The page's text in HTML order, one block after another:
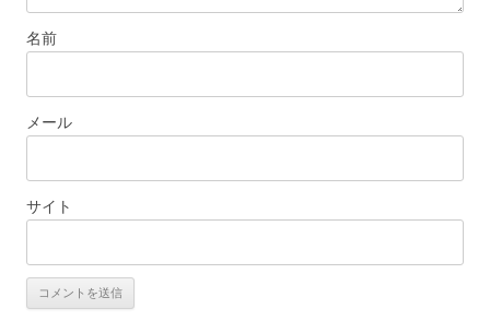
名前
メール
サイト